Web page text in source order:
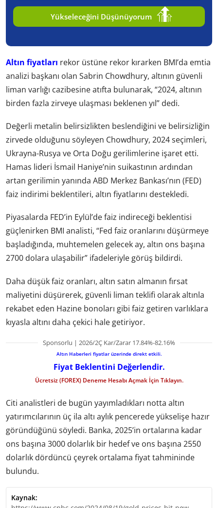
Yükseleceğini Düşünüyorum
Altın fiyatları rekor üstüne rekor kırarken BMI’da emtia
analizi başkanı olan Sabrin Chowdhury, altının güvenli
liman varlığı cazibesine atıfta bulunarak, “2024, altının
birden fazla zirveye ulaşması beklenen yıl” dedi.
Değerli metalin belirsizlikten beslendiğini ve belirsizliğin
zirvede olduğunu söyleyen Chowdhury, 2024 seçimleri,
Ukrayna-Rusya ve Orta Doğu gerilimlerine işaret etti.
Hamas lideri İsmail Haniye’nin suikastının ardından
artan gerilimin yanında ABD Merkez Bankası’nın (FED)
faiz indirimi beklentileri, altın fiyatlarını destekledi.
Piyasalarda FED’in Eylül’de faiz indireceği beklentisi
güçlenirken BMI analisti, “Fed faiz oranlarını düşürmeye
başladığında, muhtemelen gelecek ay, altın ons başına
2700 dolara ulaşabilir” ifadeleriyle görüş bildirdi.
Daha düşük faiz oranları, altın satın almanın fırsat
maliyetini düşürerek, güvenli liman teklifi olarak altınla
rekabet eden Hazine bonoları gibi faiz getiren varlıklara
kıyasla altını daha çekici hale getiriyor.
Sponsorlu | 2026/2Ç Kar/Zarar 17.84%-82.16%
Altın Haberleri fiyatlar üzerinde direkt etkili.
Fiyat Beklentini Değerlendir.
Ücretsiz (FOREX) Deneme Hesabı Açmak İçin Tıklayın.
Citi analistleri de bugün yayımladıkları notta altın
yatırımcılarının üç ila altı aylık pencerede yükselişe hazır
göründüğünü söyledi. Banka, 2025’in ortalarına kadar
ons başına 3000 dolarlık bir hedef ve ons başına 2550
dolarlık dördüncü çeyrek ortalama fiyat tahmininde
bulundu.
Kaynak: